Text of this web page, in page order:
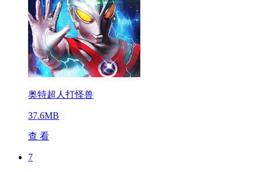
奥特超人打怪兽
37.6MB
查 看
7